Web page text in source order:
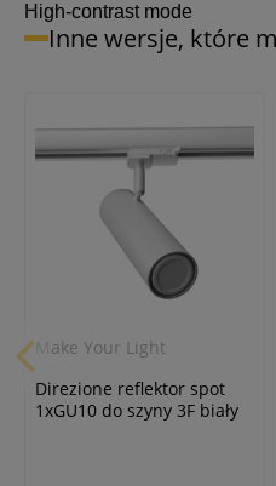
High-contrast mode
Inne wersje, które
Make Your Light
Direzione reflektor spot
1xGU10 do szyny 3F biały